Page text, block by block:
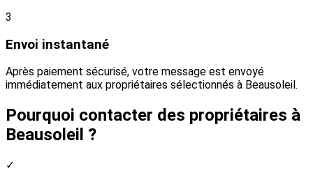
3
Envoi instantané
Après paiement sécurisé, votre message est envoyé
immédiatement aux propriétaires sélectionnés à Beausoleil.
Pourquoi contacter des propriétaires à
Beausoleil ?
✓